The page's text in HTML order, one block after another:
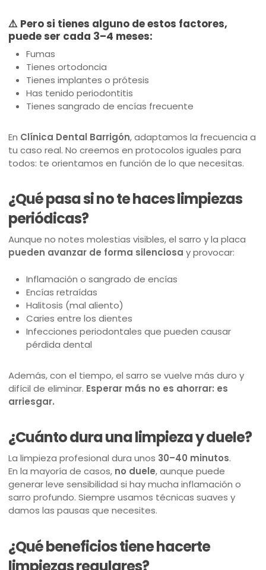
⚠️ Pero si tienes alguno de estos factores,
puede ser cada 3–4 meses:
Fumas
Tienes ortodoncia
Tienes implantes o prótesis
Has tenido periodontitis
Tienes sangrado de encías frecuente
En Clínica Dental Barrigón, adaptamos la frecuencia a
tu caso real. No creemos en protocolos iguales para
todos: te orientamos en función de lo que necesitas.
¿Qué pasa si no te haces limpiezas
periódicas?
Aunque no notes molestias visibles, el sarro y la placa
pueden avanzar de forma silenciosa y provocar:
Inflamación o sangrado de encías
Encías retraídas
Halitosis (mal aliento)
Caries entre los dientes
Infecciones periodontales que pueden causar
pérdida dental
Además, con el tiempo, el sarro se vuelve más duro y
difícil de eliminar. Esperar más no es ahorrar: es
arriesgar.
¿Cuánto dura una limpieza y duele?
La limpieza profesional dura unos 30–40 minutos.
En la mayoría de casos, no duele, aunque puede
generar leve sensibilidad si hay mucha inflamación o
sarro profundo. Siempre usamos técnicas suaves y
damos las pausas que necesites.
¿Qué beneficios tiene hacerte
limpiezas regulares?